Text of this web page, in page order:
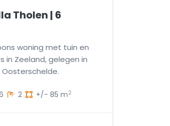
Tholen | 6
woning met tuin en
in Zeeland, gelegen in
2 +/- 85 m2